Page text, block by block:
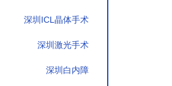
深圳ICL晶体手术
深圳激光手术
深圳白内障